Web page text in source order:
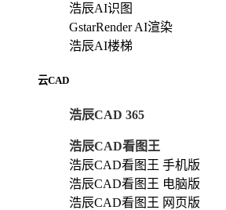
浩辰AI识图
GstarRender AI渲染
浩辰AI楼梯
云CAD
浩辰CAD 365
浩辰CAD看图王
浩辰CAD看图王 手机版
浩辰CAD看图王 电脑版
浩辰CAD看图王 网页版